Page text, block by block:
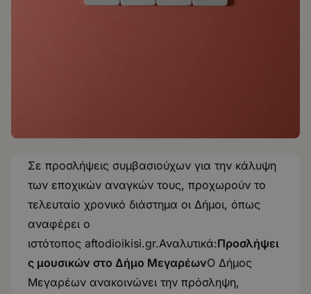
Σε προσλήψεις συμβασιούχων για την κάλυψη
των εποχικών αναγκών τους, προχωρούν το
τελευταίο χρονικό διάστημα οι Δήμοι, όπως
αναφέρει ο
ιστότοπος aftodioikisi.gr.Αναλυτικά:Προσλήψει
ς μουσικών στο Δήμο ΜεγαρέωνΟ Δήμος
Μεγαρέων ανακοινώνει την πρόσληψη,